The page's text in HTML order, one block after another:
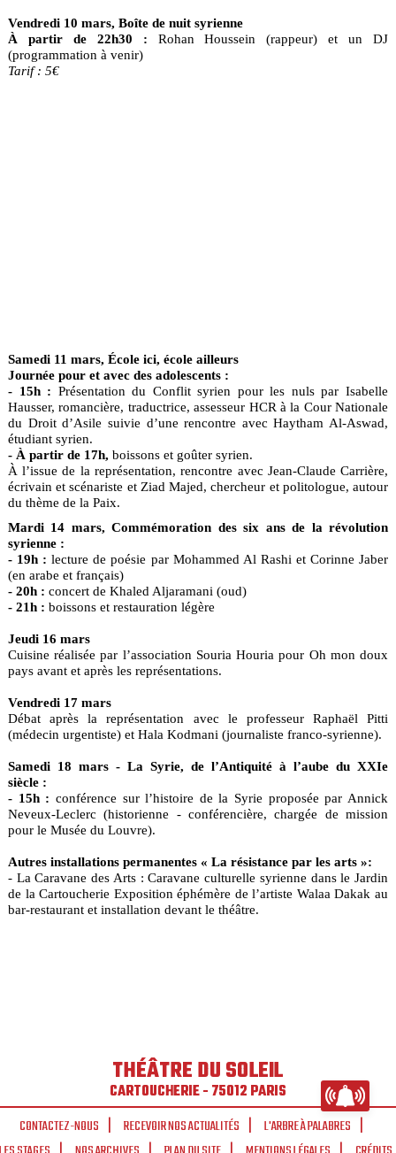
Vendredi 10 mars, Boîte de nuit syrienne
À partir de 22h30 : Rohan Houssein (rappeur) et un DJ
(programmation à venir)
Tarif : 5€
Samedi 11 mars, École ici, école ailleurs
Journée pour et avec des adolescents :
- 15h : Présentation du Conflit syrien pour les nuls par Isabelle
Hausser, romancière, traductrice, assesseur HCR à la Cour Nationale
du Droit d’Asile suivie d’une rencontre avec Haytham Al-Aswad,
étudiant syrien.
- À partir de 17h, boissons et goûter syrien.
À l’issue de la représentation, rencontre avec Jean-Claude Carrière,
écrivain et scénariste et Ziad Majed, chercheur et politologue, autour
du thème de la Paix.
Mardi 14 mars, Commémoration des six ans de la révolution
syrienne :
- 19h : lecture de poésie par Mohammed Al Rashi et Corinne Jaber
(en arabe et français)
- 20h : concert de Khaled Aljaramani (oud)
- 21h : boissons et restauration légère
Jeudi 16 mars
Cuisine réalisée par l’association Souria Houria pour Oh mon doux
pays avant et après les représentations.
Vendredi 17 mars
Débat après la représentation avec le professeur Raphaël Pitti
(médecin urgentiste) et Hala Kodmani (journaliste franco-syrienne).
Samedi 18 mars - La Syrie, de l’Antiquité à l’aube du XXIe
siècle :
- 15h : conférence sur l’histoire de la Syrie proposée par Annick
Neveux-Leclerc (historienne - conférencière, chargée de mission
pour le Musée du Louvre).
Autres installations permanentes « La résistance par les arts »:
- La Caravane des Arts : Caravane culturelle syrienne dans le Jardin
de la Cartoucherie Exposition éphémère de l’artiste Walaa Dakak au
bar-restaurant et installation devant le théâtre.
THÉÂTRE DU SOLEIL
CARTOUCHERIE - 75012 PARIS
CONTACTEZ-NOUS
RECEVOIR NOS ACTUALITÉS
L'ARBRE À PALABRES